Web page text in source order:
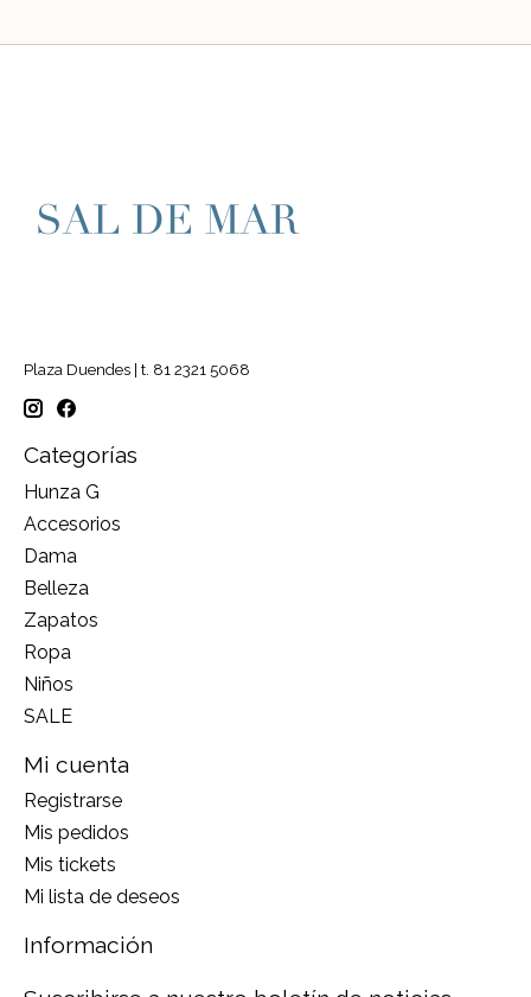
Plaza Duendes | t. 81 2321 5068
Categorías
Hunza G
Accesorios
Dama
Belleza
Zapatos
Ropa
Niños
SALE
Mi cuenta
Registrarse
Mis pedidos
Mis tickets
Mi lista de deseos
Información